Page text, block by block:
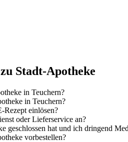
Stadt-Apotheke
in Teuchern?
in Teuchern?
Rezept einlösen?
oder Lieferservice an?
geschlossen hat und ich dringend
vorbestellen?